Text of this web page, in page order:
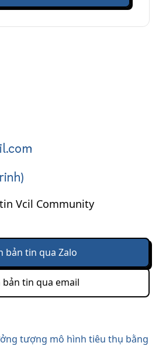
Vcil Community
bản tin qua Zalo
bản tin qua email
tượng mô hình tiêu thụ bằng